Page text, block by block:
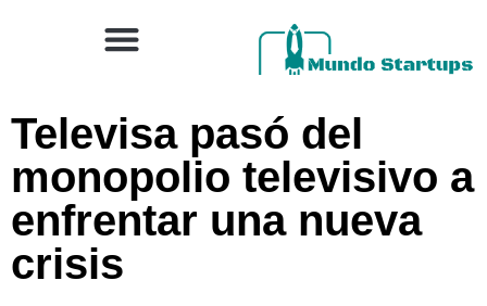
Televisa pasó del
monopolio televisivo a
enfrentar una nueva
crisis